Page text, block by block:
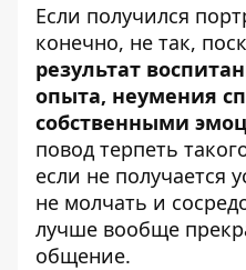
Если получился
конечно, не так,
результат
опыта, неумения
собственными
повод терпеть
если не получается
не молчать и
лучше вообще
общение.